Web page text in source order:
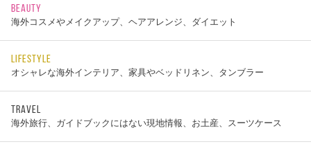
BEAUTY
海外コスメやメイクアップ、ヘアアレンジ、ダイエット
LIFESTYLE
オシャレな海外インテリア、家具やベッドリネン、タンブラー
TRAVEL
海外旅行、ガイドブックにはない現地情報、お土産、スーツケース